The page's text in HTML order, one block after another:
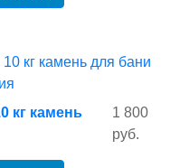
кг камень
1 800
руб.